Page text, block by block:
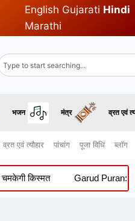
English Gujarati Hindi
Marathi
भजन मंत्र व्रत एवं
व्रत एवं त्यौहार पांचांग पूजा विधि ब्लॉग
किस्मत Garud Puran: